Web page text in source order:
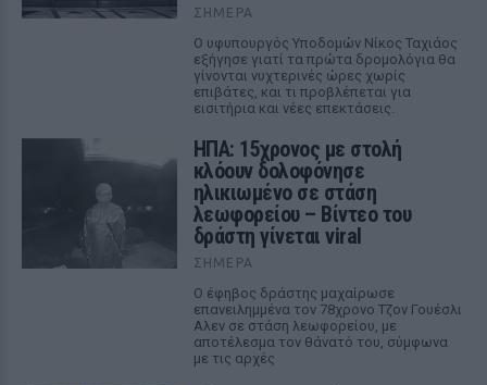
ΣΉΜΕΡΑ
Ο υφυπουργός Υποδομών Νίκος Ταχιάος
εξήγησε γιατί τα πρώτα δρομολόγια θα
γίνονται νυχτερινές ώρες χωρίς
επιβάτες, και τι προβλέπεται για
εισιτήρια και νέες επεκτάσεις.
ΗΠΑ: 15χρονος με στολή
κλόουν δολοφόνησε
ηλικιωμένο σε στάση
λεωφορείου – Βίντεο του
δράστη γίνεται viral
ΣΉΜΕΡΑ
Ο έφηβος δράστης μαχαίρωσε
επανειλημμένα τον 78χρονο Τζον Γουέσλι
Αλεν σε στάση λεωφορείου, με
αποτέλεσμα τον θάνατό του, σύμφωνα
με τις αρχές